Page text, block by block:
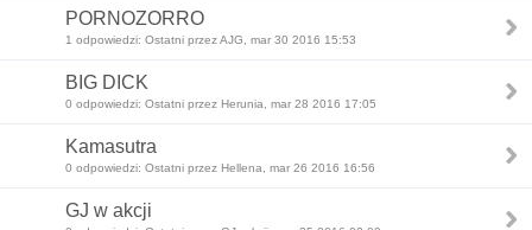
PORNOZORRO
1 odpowiedzi: Ostatni przez AJG, mar 30 2016 15:53
BIG DICK
0 odpowiedzi: Ostatni przez Herunia, mar 28 2016 17:05
Kamasutra
0 odpowiedzi: Ostatni przez Hellena, mar 26 2016 16:56
GJ w akcji